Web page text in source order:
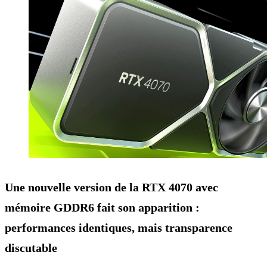
Une nouvelle version de la RTX 4070 avec
mémoire GDDR6 fait son apparition :
performances identiques, mais transparence
discutable